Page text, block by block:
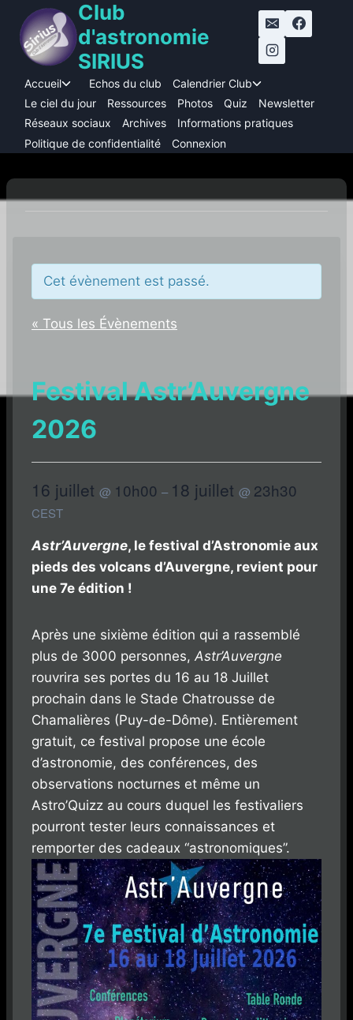
contenu
Club
d'astronomie
SIRIUS
Accueil
Ouvrir/fermer
le
menu
enfant
Echos du club Calendrier Club
le
menu
Le ciel du jour Ressources Photos Quiz
Newsletter
Réseaux sociaux
Archives
Informations pratiques
Politique de confidentialité
Connexion
Cet évènement est passé.
« Tous les Évènements
Festival Astr’Auvergne
2026
16 juillet @ 10h00 – 18 juillet @ 23h30
CEST
Astr’Auvergne, le festival d’Astronomie aux
pieds des volcans d’Auvergne, revient pour
une 7e édition !
Après une sixième édition qui a rassemblé
plus de 3000 personnes, Astr’Auvergne
rouvrira ses portes du 16 au 18 Juillet
prochain dans le Stade Chatrousse de
Chamalières (Puy-de-Dôme). Entièrement
gratuit, ce festival propose une école
d’astronomie, des conférences, des
observations nocturnes et même un
Astro’Quizz au cours duquel les festivaliers
pourront tester leurs connaissances et
remporter des cadeaux “astronomiques”.